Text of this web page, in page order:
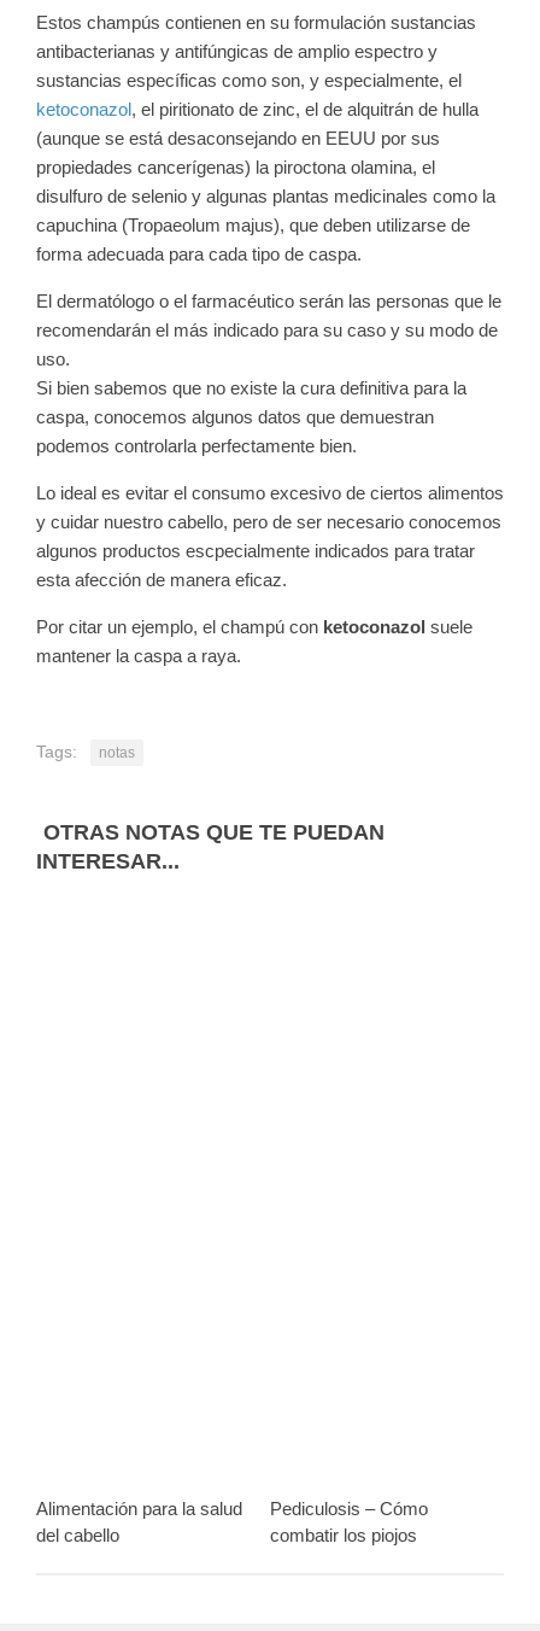
Estos champús contienen en su formulación sustancias
antibacterianas y antifúngicas de amplio espectro y
sustancias específicas como son, y especialmente, el
ketoconazol, el piritionato de zinc, el de alquitrán de hulla
(aunque se está desaconsejando en EEUU por sus
propiedades cancerígenas) la piroctona olamina, el
disulfuro de selenio y algunas plantas medicinales como la
capuchina (Tropaeolum majus), que deben utilizarse de
forma adecuada para cada tipo de caspa.
El dermatólogo o el farmacéutico serán las personas que le
recomendarán el más indicado para su caso y su modo de
uso.
Si bien sabemos que no existe la cura definitiva para la
caspa, conocemos algunos datos que demuestran
podemos controlarla perfectamente bien.
Lo ideal es evitar el consumo excesivo de ciertos alimentos
y cuidar nuestro cabello, pero de ser necesario conocemos
algunos productos escpecialmente indicados para tratar
esta afección de manera eficaz.
Por citar un ejemplo, el champú con ketoconazol suele
mantener la caspa a raya.
Tags: notas
OTRAS NOTAS QUE TE PUEDAN
INTERESAR...
Alimentación para la salud
del cabello
Pediculosis – Cómo
combatir los piojos